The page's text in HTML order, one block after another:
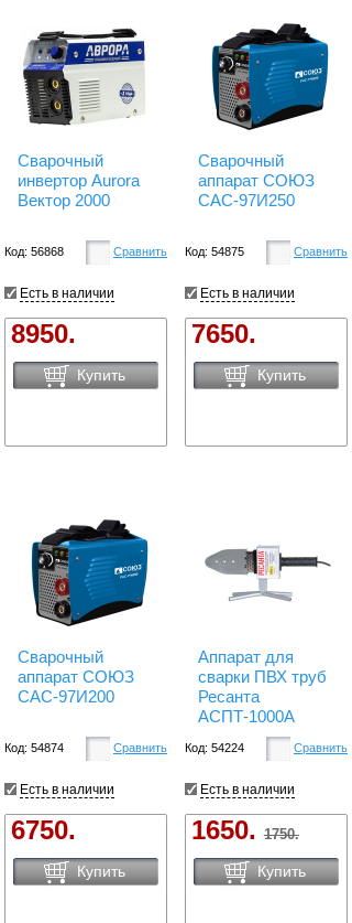
Сварочный
инвертор Aurora
Вектор 2000
Код: 56868 Сравнить
Есть в наличии
8950.
Купить
Сварочный
аппарат СОЮЗ
САС-97И250
Код: 54875 Сравнить
Есть в наличии
7650.
Купить
Сварочный
аппарат СОЮЗ
САС-97И200
Код: 54874 Сравнить
Есть в наличии
6750.
Купить
Аппарат для
сварки ПВХ труб
Ресанта
АСПТ-1000А
Код: 54224 Сравнить
Есть в наличии
1650. 1750.
Купить